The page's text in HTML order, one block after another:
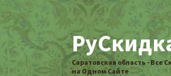
Саратовская область -
на Одном Сайте